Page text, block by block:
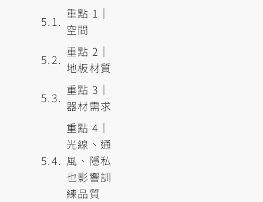
重點 1｜
空間
重點 2｜
地板材質
重點 3｜
器材需求
重點 4｜
光線、通
風、隱私
也影響訓
練品質